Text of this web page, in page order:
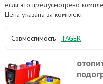
если это предусмотрено
Цена указана за комплект.
Совместимость - TAGER